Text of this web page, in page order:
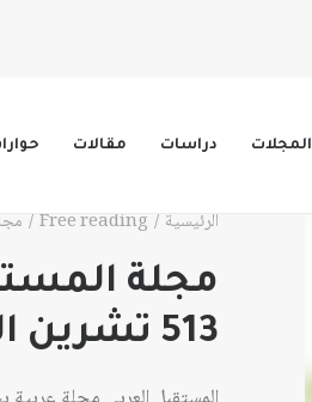
المجلات دراسات مقالات
الرئيسية Free reading مجلة
مجلة
513 تشرين الثاني/نوفمبر 2021